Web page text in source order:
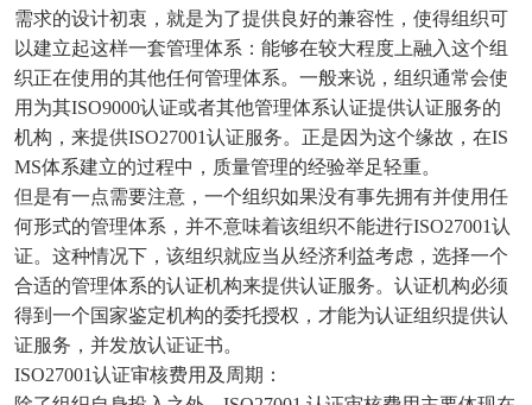
需求的设计初衷，就是为了提供良好的兼容性，使得组织可
以建立起这样一套管理体系：能够在较大程度上融入这个组
织正在使用的其他任何管理体系。一般来说，组织通常会使
用为其ISO9000认证或者其他管理体系认证提供认证服务的
机构，来提供ISO27001认证服务。正是因为这个缘故，在IS
MS体系建立的过程中，质量管理的经验举足轻重。
但是有一点需要注意，一个组织如果没有事先拥有并使用任
何形式的管理体系，并不意味着该组织不能进行ISO27001认
证。这种情况下，该组织就应当从经济利益考虑，选择一个
合适的管理体系的认证机构来提供认证服务。认证机构必须
得到一个国家鉴定机构的委托授权，才能为认证组织提供认
证服务，并发放认证证书。
ISO27001认证审核费用及周期：